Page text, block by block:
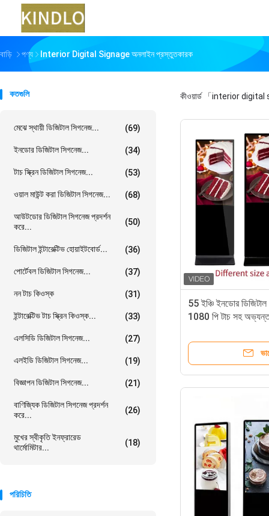
বাড়ি পণ্য Interior Digital Signage অনলাইন প্রস্তুতকারক
কতগুলি
মেঝে স্থায়ী ডিজিটাল সিগনেজ... (69)
ইনডোর ডিজিটাল সিগনেজ... (34)
টাচ স্ক্রিন ডিজিটাল সিগনেজ... (53)
ওয়াল মাউন্ট করা ডিজিটাল সিগনেজ... (68)
আউটডোর ডিজিটাল সিগনেজ প্রদর্শন
করে...
(50)
ডিজিটাল ইন্টারেক্টিভ হোয়াইটবোর্ড... (36)
পোর্টেবল ডিজিটাল সিগনেজ... (37)
নন টাচ কিওস্ক (31)
ইন্টারেক্টিভ টাচ স্ক্রিন কিওস্ক... (33)
এলসিডি ডিজিটাল সিগনেজ... (27)
এলইডি ডিজিটাল সিগনেজ... (19)
বিজ্ঞাপন ডিজিটাল সিগনেজ... (21)
বাণিজ্যিক ডিজিটাল সিগনেজ প্রদর্শন
করে...
(26)
মুখের স্বীকৃতি ইনফ্রারেড
থার্মোমিটার...
(18)
পরিচিতি
কীওয়ার্ড 「interior digital
55 ইঞ্চি ইনডোর
1080 পি টাচ সহ